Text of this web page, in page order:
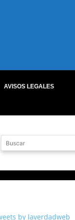
AVISOS LEGALES
by laverdadweb